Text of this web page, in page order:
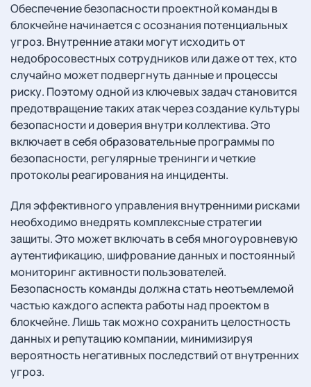
Обеспечение безопасности проектной команды в
блокчейне начинается с осознания потенциальных
угроз. Внутренние атаки могут исходить от
недобросовестных сотрудников или даже от тех, кто
случайно может подвергнуть данные и процессы
риску. Поэтому одной из ключевых задач становится
предотвращение таких атак через создание культуры
безопасности и доверия внутри коллектива. Это
включает в себя образовательные программы по
безопасности, регулярные тренинги и четкие
протоколы реагирования на инциденты.
Для эффективного управления внутренними рисками
необходимо внедрять комплексные стратегии
защиты. Это может включать в себя многоуровневую
аутентификацию, шифрование данных и постоянный
мониторинг активности пользователей.
Безопасность команды должна стать неотъемлемой
частью каждого аспекта работы над проектом в
блокчейне. Лишь так можно сохранить целостность
данных и репутацию компании, минимизируя
вероятность негативных последствий от внутренних
угроз.